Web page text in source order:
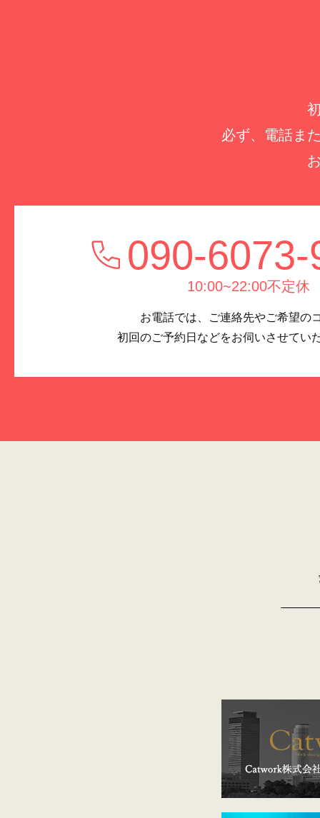
必ず、電話ま
090-
10:00~22:00不定休
お電話では、ご連絡先やご希望の
初回のご予約日などをお伺いさせてい